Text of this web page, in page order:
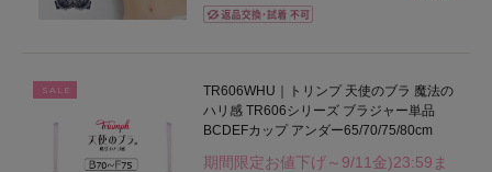
SALE
TR606WHU｜トリンプ 天使のブラ 魔法の
ハリ感 TR606シリーズ ブラジャー単品
BCDEFカップ アンダー65/70/75/80cm
期間限定お値下げ～9/11金)23:59ま